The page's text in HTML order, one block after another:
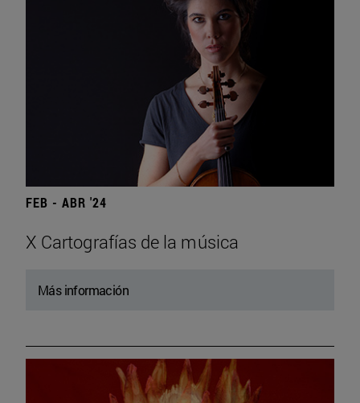
FEB - ABR '24
X Cartografías de la música
Más información